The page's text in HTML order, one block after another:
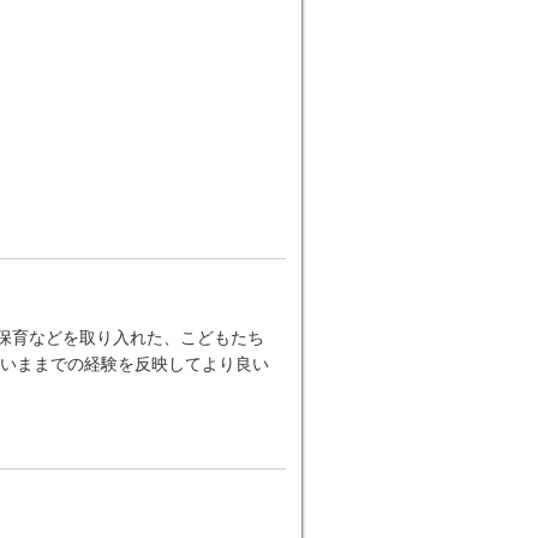
育などを取り入れた、こどもたち
ままでの経験を反映してより良い